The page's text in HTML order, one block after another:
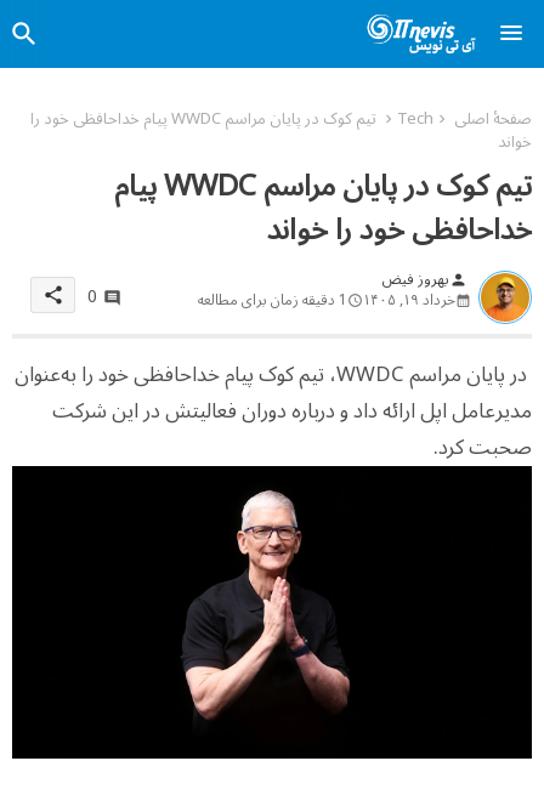
صفحهٔ اصلی Tech تیم کوک در پایان مراسم WWDC پیام خداحافظی خود را
خواند
تیم کوک در پایان مراسم WWDC پیام
خداحافظی خود را خواند
person بهروز فیض
خرداد ۱۹, ۱۴۰۵ 1 دقیقه زمان برای مطالعه 0
share
در پایان مراسم WWDC، تیم کوک پیام خداحافظی خود را به‌عنوان
مدیرعامل اپل ارائه داد و درباره دوران فعالیتش در این شرکت
صحبت کرد.